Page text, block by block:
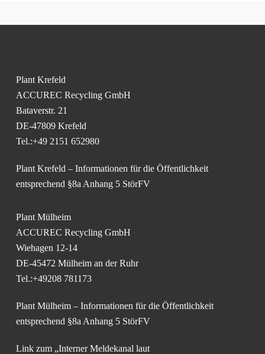
Plant Krefeld
ACCUREC Recycling GmbH
Bataverstr. 21
DE-47809 Krefeld
Tel.:+49 2151 652980
Plant Krefeld – Informationen für die Öffentlichkeit
entsprechend §8a Anhang 5 StörFV
Plant Mülheim
ACCUREC Recycling GmbH
Wiehagen 12-14
DE-45472 Mülheim an der Ruhr
Tel.:+49208 781173
Plant Mülheim – Informationen für die Öffentlichkeit
entsprechend §8a Anhang 5 StörFV
Link zum „Interner Meldekanal laut